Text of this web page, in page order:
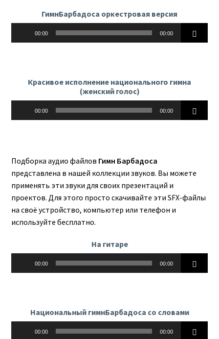
ГимнБарбадоса оркестровая версия
00:00 00:00
Красивое исполнение национального гимна
(женский голос)
00:00 00:00
Подборка аудио файлов Гимн Барбадоса
представлена в нашей коллекции звуков. Вы можете
применять эти звуки для своих презентаций и
проектов. Для этого просто скачивайте эти SFX-файлы
на своё устройство, компьютер или телефон и
используйте бесплатно.
На гитаре
00:00 00:00
Национальный гимнБарбадоса со словами
00:00 00:00